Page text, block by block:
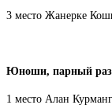
3 место Жанерке
Юноши, парный
1 место Алан